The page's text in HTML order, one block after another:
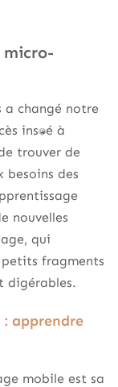
micro-
changé notre
à
trouver de
besoins des
nouvelles
qui
fragments
digérables.
apprendre
mobile est sa